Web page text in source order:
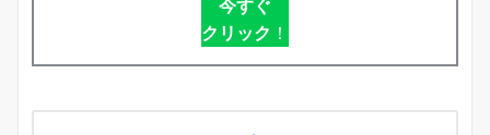
今すぐ
クリック ！